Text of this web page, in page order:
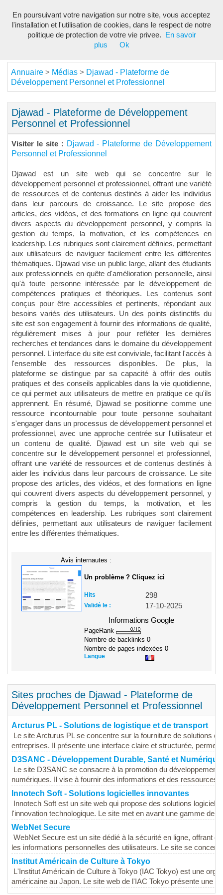
Annuaire > Médias > Djawad - Plateforme de
Développement Personnel et Professionnel
Djawad - Plateforme de Développement
Personnel et Professionnel
Visiter le site : Djawad - Plateforme de Développement
Personnel et Professionnel
Djawad est un site web qui se concentre sur le
développement personnel et professionnel, offrant une variété
de ressources et de contenus destinés à aider les individus
dans leur parcours de croissance. Le site propose des
articles, des vidéos, et des formations en ligne qui couvrent
divers aspects du développement personnel, y compris la
gestion du temps, la motivation, et les compétences en
leadership. Les rubriques sont clairement définies, permettant
aux utilisateurs de naviguer facilement entre les différentes
thématiques. Djawad vise un public large, allant des étudiants
aux professionnels en quête d'amélioration personnelle, ainsi
qu'à toute personne intéressée par le développement de
compétences pratiques et théoriques. Les contenus sont
conçus pour être accessibles et pertinents, répondant aux
besoins variés des utilisateurs. Un des points distinctifs du
site est son engagement à fournir des informations de qualité,
régulièrement mises à jour pour refléter les dernières
recherches et tendances dans le domaine du développement
personnel. L'interface du site est conviviale, facilitant l'accès à
l'ensemble des ressources disponibles. De plus, la
plateforme se distingue par sa capacité à offrir des outils
pratiques et des conseils applicables dans la vie quotidienne,
ce qui permet aux utilisateurs de mettre en pratique ce qu'ils
apprennent. En résumé, Djawad se positionne comme une
ressource incontournable pour toute personne souhaitant
s'engager dans un processus de développement personnel et
professionnel, avec une approche centrée sur l'utilisateur et
un contenu de qualité. Djawad est un site web qui se
concentre sur le développement personnel et professionnel,
offrant une variété de ressources et de contenus destinés à
aider les individus dans leur parcours de croissance. Le site
propose des articles, des vidéos, et des formations en ligne
qui couvrent divers aspects du développement personnel, y
compris la gestion du temps, la motivation, et les
compétences en leadership. Les rubriques sont clairement
définies, permettant aux utilisateurs de naviguer facilement
entre les différentes thématiques.
Avis internautes :
Un problème ? Cliquez ici
Hits 298
Validé le :
17-10-2025
Informations Google
PageRank
Nombre de backlinks 0
Nombre de pages indexées 0
Langue
Sites proches de Djawad - Plateforme de
Développement Personnel et Professionnel
Arcturus PL - Solutions de logistique et de transport
Le site Arcturus PL se concentre sur la fourniture de solutions
entreprises. Il présente une interface claire et structurée,
D3SANC - Développement Durable, Santé et Numérique
Le site D3SANC se consacre à la promotion du développement
numériques. Il vise à fournir des informations et des ressources
Innotech Soft - Solutions logicielles innovantes
Innotech Soft est un site web qui propose des solutions
l'innovation technologique. Le site met en avant une gamme de
WebNet Secure
WebNet Secure est un site dédié à la sécurité en ligne, offrant
les informations personnelles des utilisateurs. Le site se
Institut Américain de Culture à Tokyo
L'Institut Américain de Culture à Tokyo (IAC Tokyo) est une
américaine au Japon. Le site web de l'IAC Tokyo présente une
En poursuivant votre navigation sur notre site, vous acceptez
l'installation et l'utilisation de cookies, dans le respect de notre
politique de protection de votre vie privee.
En savoir
plus
Ok